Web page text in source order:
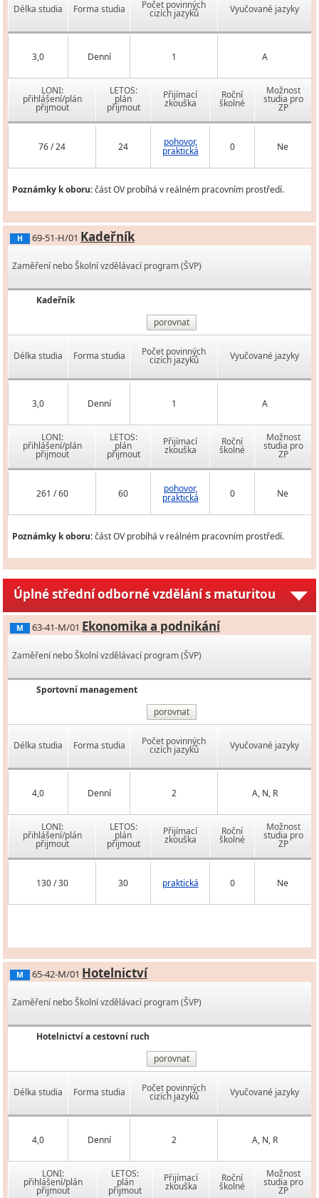
Délka studia Forma studia Počet povinných
cizích jazyků Vyučované jazyky
3,0 Denní 1 A
LONI:
přihlášení/plán
přijmout
LETOS:
plán
přijmout
Přijímací
zkouška
Roční
školné
Možnost
studia pro
ZP
76 / 24 24 pohovor,
praktická 0 Ne
Poznámky k oboru:část OV probíhá v reálném pracovním prostředí.
H 69-51-H/01 Kadeřník
Zaměření nebo Školní vzdělávací program (ŠVP)
Kadeřník
porovnat
Délka studia Forma studia Počet povinných
cizích jazyků Vyučované jazyky
3,0 Denní 1 A
LONI:
přihlášení/plán
přijmout
LETOS:
plán
přijmout
Přijímací
zkouška
Roční
školné
Možnost
studia pro
ZP
261 / 60 60 pohovor,
praktická 0 Ne
Poznámky k oboru:část OV probíhá v reálném pracovním prostředí.
Úplné střední odborné vzdělání s maturitou
M 63-41-M/01 Ekonomika a podnikání
Zaměření nebo Školní vzdělávací program (ŠVP)
Sportovní management
porovnat
Délka studia Forma studia Počet povinných
cizích jazyků Vyučované jazyky
4,0 Denní 2 A, N, R
LONI:
přihlášení/plán
přijmout
LETOS:
plán
přijmout
Přijímací
zkouška
Roční
školné
Možnost
studia pro
ZP
130 / 30 30 praktická 0 Ne
M 65-42-M/01 Hotelnictví
Zaměření nebo Školní vzdělávací program (ŠVP)
Hotelnictví a cestovní ruch
porovnat
Délka studia Forma studia Počet povinných
cizích jazyků Vyučované jazyky
4,0 Denní 2 A, N, R
LONI:
přihlášení/plán
přijmout
LETOS:
plán
přijmout
Přijímací
zkouška
Roční
školné
Možnost
studia pro
ZP